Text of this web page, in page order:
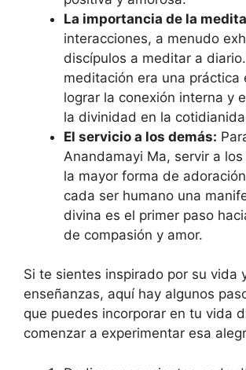
La importancia de la
interacciones, a menudo
discípulos a meditar a
meditación era una práctica
lograr la conexión interna y
la divinidad en la
El servicio a los demás:
Anandamayi Ma, servir a
la mayor forma de
cada ser humano una
divina es el primer paso
de compasión y amor.
Si te sientes inspirado por su vida
enseñanzas, aquí hay algunos
que puedes incorporar en tu vida
comenzar a experimentar esa